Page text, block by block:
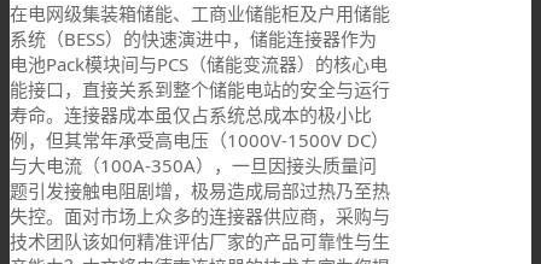
在电网级集装箱储能、工商业储能柜及户用储能
系统（BESS）的快速演进中，储能连接器作为
电池Pack模块间与PCS（储能变流器）的核心电
能接口，直接关系到整个储能电站的安全与运行
寿命。连接器成本虽仅占系统总成本的极小比
例，但其常年承受高电压（1000V-1500V DC）
与大电流（100A-350A），一旦因接头质量问
题引发接触电阻剧增，极易造成局部过热乃至热
失控。面对市场上众多的连接器供应商，采购与
技术团队该如何精准评估厂家的产品可靠性与生